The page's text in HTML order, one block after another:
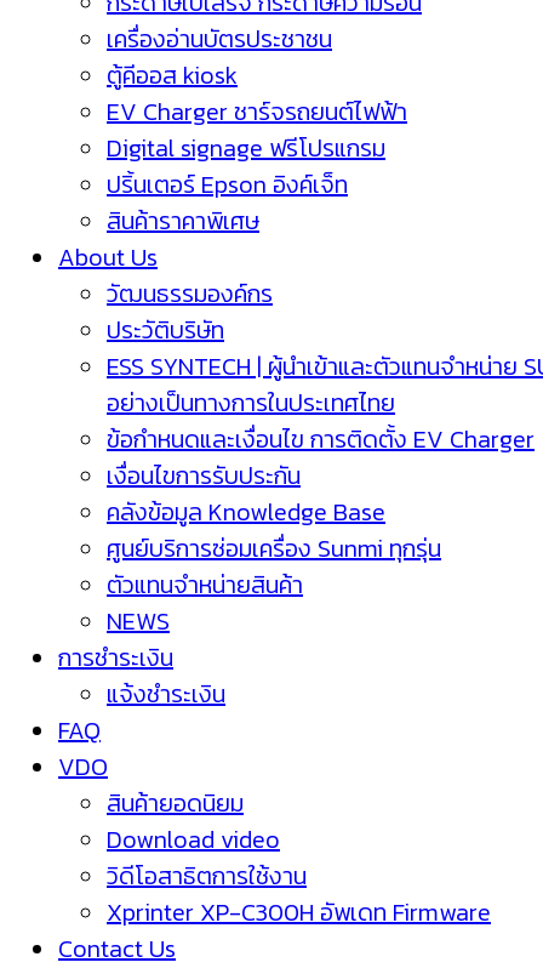
เครื่องอ่านบัตรประชาชน
ตู้คีออส kiosk
EV Charger ชาร์จรถยนต์ไฟฟ้า
Digital signage ฟรีโปรแกรม
ปริ้นเตอร์ Epson อิงค์เจ็ท
สินค้าราคาพิเศษ
About Us
วัฒนธรรมองค์กร
ประวัติบริษัท
ESS SYNTECH | ผู้นำเข้าและตัวแทนจำหน่าย
อย่างเป็นทางการในประเทศไทย
ข้อกำหนดและเงื่อนไข การติดตั้ง EV Charger
เงื่อนไขการรับประกัน
คลังข้อมูล Knowledge Base
ศูนย์บริการซ่อมเครื่อง Sunmi ทุกรุ่น
ตัวแทนจำหน่ายสินค้า
NEWS
การชำระเงิน
แจ้งชำระเงิน
FAQ
VDO
สินค้ายอดนิยม
Download video
วิดีโอสาธิตการใช้งาน
Xprinter XP-C300H อัพเดท Firmware
Contact Us